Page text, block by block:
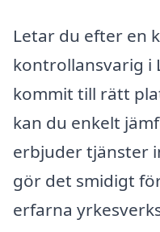
Letar du efter en
kontrollansvarig i
kommit till rätt
kan du enkelt
erbjuder tjänster
gör det smidigt
erfarna